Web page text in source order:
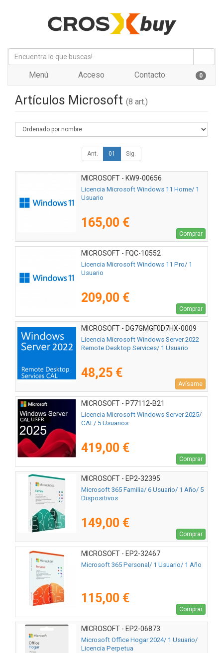
Menú Acceso Contacto 0
Artículos Microsoft (8 art.)
Ant. 01 Sig.
MICROSOFT - KW9-00656
Licencia Microsoft Windows 11 Home/ 1
Usuario
165,00 €
Comprar
MICROSOFT - FQC-10552
Licencia Microsoft Windows 11 Pro/ 1
Usuario
209,00 €
Comprar
MICROSOFT - DG7GMGF0D7HX-0009
Licencia Microsoft Windows Server 2022
Remote Desktop Services/ 1 Usuario
48,25 €
Avísame
MICROSOFT - P77112-B21
Licencia Microsoft Windows Server 2025/
CAL/ 5 Usuarios
419,00 €
Comprar
MICROSOFT - EP2-32395
Microsoft 365 Familia/ 6 Usuario/ 1 Año/ 5
Dispositivos
149,00 €
Comprar
MICROSOFT - EP2-32467
Microsoft 365 Personal/ 1 Usuario/ 1 Año
115,00 €
Comprar
MICROSOFT - EP2-06873
Microsoft Office Hogar 2024/ 1 Usuario/
Licencia Perpetua